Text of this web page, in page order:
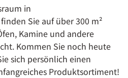
in
Sie auf über 300 m²
Kamine und andere
Kommen Sie noch heute
sich persönlich einen
Produktsortiment!